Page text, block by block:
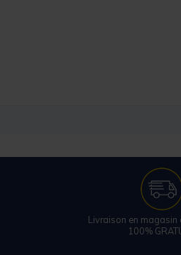
Livraison en magasin
100%